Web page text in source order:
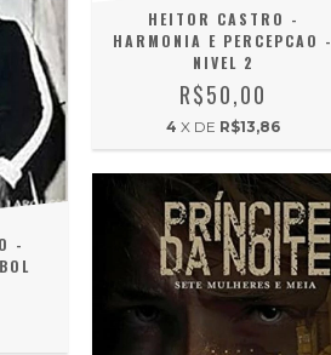
-
HEITOR CASTRO -
HARMONIA E PERCEPCAO -
NIVEL 2
R$50,00
4 X DE R$13,86